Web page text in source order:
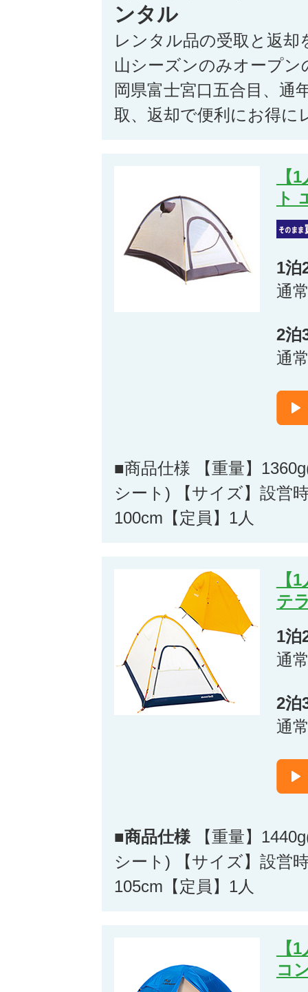
ンタル
レンタル品の受取と返却
山シーズンのみオープン
岡県富士宮口五合目、通
取、返却で便利にお得に
【
ト
1泊
通
2泊
通
■商品仕様 【重量】
シート) 【サイズ】設営
100cm【定員】1人
【
テ
1泊
通
2泊
通
■商品仕様 【重量】
シート) 【サイズ】設営
105cm【定員】1人
【
コ